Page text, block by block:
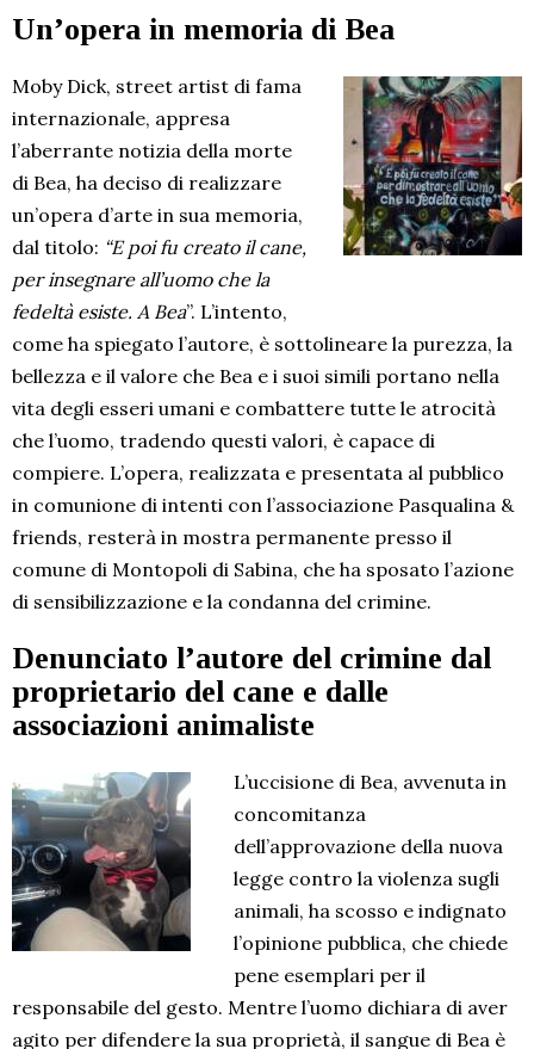
Un’opera in memoria di Bea
Moby Dick, street artist di fama
internazionale, appresa
l’aberrante notizia della morte
di Bea, ha deciso di realizzare
un’opera d’arte in sua memoria,
dal titolo: “E poi fu creato il cane,
per insegnare all’uomo che la
fedeltà esiste. A Bea”. L’intento,
come ha spiegato l’autore, è sottolineare la purezza, la
bellezza e il valore che Bea e i suoi simili portano nella
vita degli esseri umani e combattere tutte le atrocità
che l’uomo, tradendo questi valori, è capace di
compiere. L’opera, realizzata e presentata al pubblico
in comunione di intenti con l’associazione Pasqualina &
friends, resterà in mostra permanente presso il
comune di Montopoli di Sabina, che ha sposato l’azione
di sensibilizzazione e la condanna del crimine.
Denunciato l’autore del crimine dal
proprietario del cane e dalle
associazioni animaliste
L’uccisione di Bea, avvenuta in
concomitanza
dell’approvazione della nuova
legge contro la violenza sugli
animali, ha scosso e indignato
l’opinione pubblica, che chiede
pene esemplari per il
responsabile del gesto. Mentre l’uomo dichiara di aver
agito per difendere la sua proprietà, il sangue di Bea è